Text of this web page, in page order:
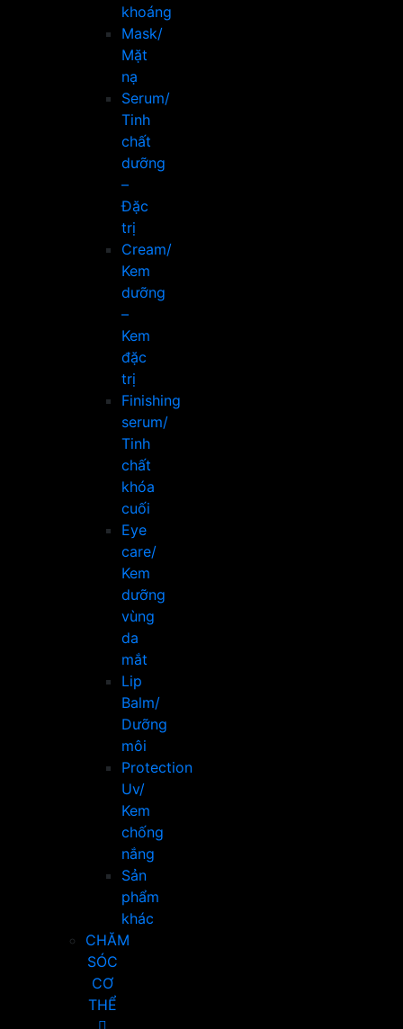
khoáng
Mask/
Mặt
nạ
Serum/
Tinh
chất
dưỡng
–
Đặc
trị
Cream/
Kem
dưỡng
–
Kem
đặc
trị
Finishing
serum/
Tinh
chất
khóa
cuối
Eye
care/
Kem
dưỡng
vùng
da
mắt
Lip
Balm/
Dưỡng
môi
Protection
Uv/
Kem
chống
nắng
Sản
phẩm
khác
CHĂM
SÓC
CƠ
THỂ